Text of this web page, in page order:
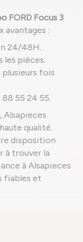
FORD Focus 3
avantages :
24/48H.
les pièces.
fois
55 24 55.
Alsapieces
qualité.
disposition
à trouver la
à Alsapieces
fiables et